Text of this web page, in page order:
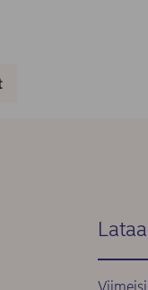
Lataa